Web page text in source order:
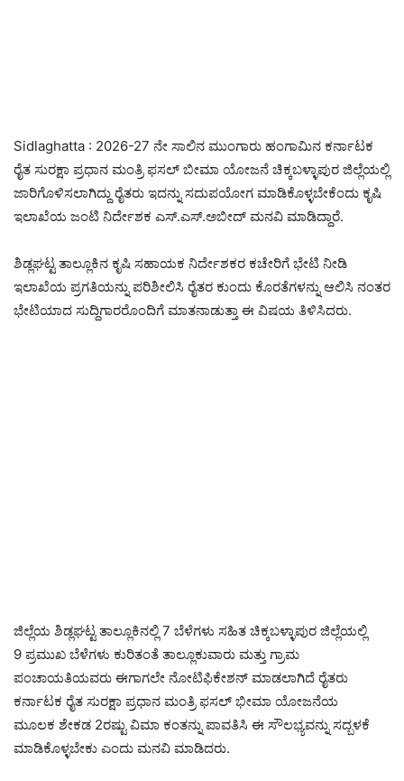
Sidlaghatta : 2026-27 ನೇ ಸಾಲಿನ ಮುಂಗಾರು ಹಂಗಾಮಿನ ಕರ್ನಾಟಕ
ರೈತ ಸುರಕ್ಷಾ ಪ್ರಧಾನ ಮಂತ್ರಿ ಫಸಲ್ ಬೀಮಾ ಯೋಜನೆ ಚಿಕ್ಕಬಳ್ಳಾಪುರ ಜಿಲ್ಲೆಯಲ್ಲಿ
ಜಾರಿಗೊಳಿಸಲಾಗಿದ್ದು ರೈತರು ಇದನ್ನು ಸದುಪಯೋಗ ಮಾಡಿಕೊಳ್ಳಬೇಕೆಂದು ಕೃಷಿ
ಇಲಾಖೆಯ ಜಂಟಿ ನಿರ್ದೇಶಕ ಎಸ್.ಎಸ್.ಅಬೀದ್ ಮನವಿ ಮಾಡಿದ್ದಾರೆ.
ಶಿಡ್ಲಘಟ್ಟ ತಾಲ್ಲೂಕಿನ ಕೃಷಿ ಸಹಾಯಕ ನಿರ್ದೇಶಕರ ಕಚೇರಿಗೆ ಭೇಟಿ ನೀಡಿ
ಇಲಾಖೆಯ ಪ್ರಗತಿಯನ್ನು ಪರಿಶೀಲಿಸಿ ರೈತರ ಕುಂದು ಕೊರತೆಗಳನ್ನು ಆಲಿಸಿ ನಂತರ
ಭೇಟಿಯಾದ ಸುದ್ದಿಗಾರರೊಂದಿಗೆ ಮಾತನಾಡುತ್ತಾ ಈ ವಿಷಯ ತಿಳಿಸಿದರು.
ಜಿಲ್ಲೆಯ ಶಿಡ್ಲಘಟ್ಟ ತಾಲ್ಲೂಕಿನಲ್ಲಿ 7 ಬೆಳೆಗಳು ಸಹಿತ ಚಿಕ್ಕಬಳ್ಳಾಪುರ ಜಿಲ್ಲೆಯಲ್ಲಿ
9 ಪ್ರಮುಖ ಬೆಳೆಗಳು ಕುರಿತಂತೆ ತಾಲ್ಲೂಕುವಾರು ಮತ್ತು ಗ್ರಾಮ
ಪಂಚಾಯತಿಯವರು ಈಗಾಗಲೇ ನೋಟಿಫಿಕೇಶನ್ ಮಾಡಲಾಗಿದೆ ರೈತರು
ಕರ್ನಾಟಕ ರೈತ ಸುರಕ್ಷಾ ಪ್ರಧಾನ ಮಂತ್ರಿ ಫಸಲ್ ಭೀಮಾ ಯೋಜನೆಯ
ಮೂಲಕ ಶೇಕಡ 2ರಷ್ಟು ವಿಮಾ ಕಂತನ್ನು ಪಾವತಿಸಿ ಈ ಸೌಲಭ್ಯವನ್ನು ಸದ್ಬಳಕೆ
ಮಾಡಿಕೊಳ್ಳಬೇಕು ಎಂದು ಮನವಿ ಮಾಡಿದರು.